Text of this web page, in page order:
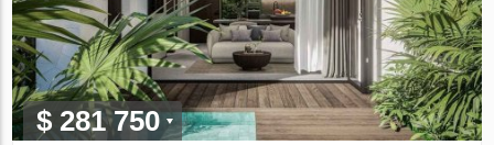
$ 281 750